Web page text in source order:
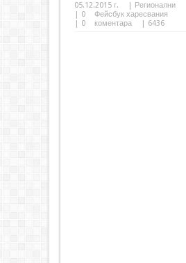
05.12.2015 г.
Регионални
0
Фейсбук харесвания
0 коментара | 6436